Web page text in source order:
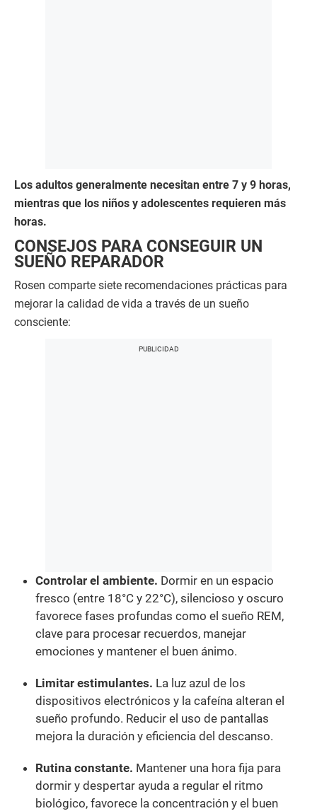
Los adultos generalmente necesitan entre 7 y 9 horas,
mientras que los niños y adolescentes requieren más
horas.
CONSEJOS PARA CONSEGUIR UN
SUEÑO REPARADOR
Rosen comparte siete recomendaciones prácticas para
mejorar la calidad de vida a través de un sueño
consciente:
Controlar el ambiente. Dormir en un espacio
fresco (entre 18°C y 22°C), silencioso y oscuro
favorece fases profundas como el sueño REM,
clave para procesar recuerdos, manejar
emociones y mantener el buen ánimo.
Limitar estimulantes. La luz azul de los
dispositivos electrónicos y la cafeína alteran el
sueño profundo. Reducir el uso de pantallas
mejora la duración y eficiencia del descanso.
Rutina constante. Mantener una hora fija para
dormir y despertar ayuda a regular el ritmo
biológico, favorece la concentración y el buen